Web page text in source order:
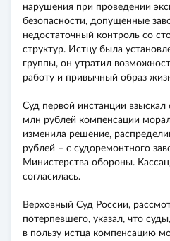
нарушения при проведении
безопасности, допущенные
недостаточный контроль со
структур. Истцу была
группы, он утратил
работу и привычный образ
Суд первой инстанции взыскал
млн рублей компенсации
изменила решение,
рублей – с судоремонтного
Министерства обороны.
согласилась.
Верховный Суд России,
потерпевшего, указал, что
в пользу истца компенсацию